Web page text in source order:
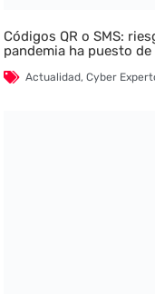
Códigos QR o SMS:
pandemia ha puesto de
Actualidad,Cyber